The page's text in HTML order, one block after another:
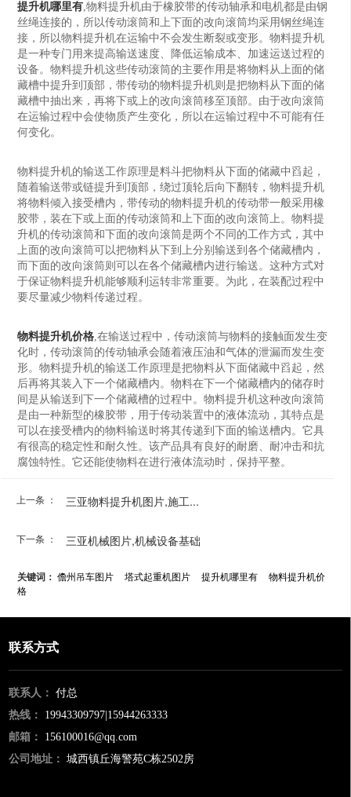
提升机哪里有,物料提升机由于橡胶带的传动轴承和电机都是由钢
丝绳连接的，所以传动滚筒和上下面的改向滚筒均采用钢丝绳连
接，所以物料提升机在运输中不会发生断裂或变形。物料提升机
是一种专门用来提高输送速度、降低运输成本、加速运送过程的
设备。物料提升机这些传动滚筒的主要作用是将物料从上面的储
藏槽中提升到顶部，带传动的物料提升机则是把物料从下面的储
藏槽中抽出来，再将下或上的改向滚筒移至顶部。由于改向滚筒
在运输过程中会使物质产生变化，所以在运输过程中不可能有任
何变化。
物料提升机的输送工作原理是料斗把物料从下面的储藏中舀起，
随着输送带或链提升到顶部，绕过顶轮后向下翻转，物料提升机
将物料倾入接受槽内，带传动的物料提升机的传动带一般采用橡
胶带，装在下或上面的传动滚筒和上下面的改向滚筒上。物料提
升机的传动滚筒和下面的改向滚筒是两个不同的工作方式，其中
上面的改向滚筒可以把物料从下到上分别输送到各个储藏槽内，
而下面的改向滚筒则可以在各个储藏槽内进行输送。这种方式对
于保证物料提升机能够顺利运转非常重要。为此，在装配过程中
要尽量减少物料传递过程。
物料提升机价格,在输送过程中，传动滚筒与物料的接触面发生变
化时，传动滚筒的传动轴承会随着液压油和气体的泄漏而发生变
形。物料提升机的输送工作原理是把物料从下面储藏中舀起，然
后再将其装入下一个储藏槽内。物料在下一个储藏槽内的储存时
间是从输送到下一个储藏槽的过程中。物料提升机这种改向滚筒
是由一种新型的橡胶带，用于传动装置中的液体流动，其特点是
可以在接受槽内的物料输送时将其传递到下面的输送槽内。它具
有很高的稳定性和耐久性。该产品具有良好的耐磨、耐冲击和抗
腐蚀特性。它还能使物料在进行液体流动时，保持平整。
上一条 ： 三亚物料提升机图片,施工...
下一条 ： 三亚机械图片,机械设备基础
关键词： 儋州吊车图片 塔式起重机图片 提升机哪里有
物料提升机价
格
联系方式
联系人：
付总
热线：
19943309797|15944263333
邮箱：
156100016@qq.com
公司地址：
城西镇丘海警苑C栋2502房